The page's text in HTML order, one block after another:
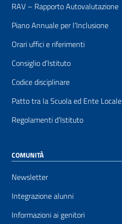
RAV – Rapporto Autovalutazione
Piano Annuale per l’Inclusione
Orari uffici e riferimenti
Consiglio d’Istituto
Codice disciplinare
Patto tra la Scuola ed Ente Locale
Regolamenti d’Istituto
COMUNITÀ
Newsletter
Integrazione alunni
Informazioni ai genitori